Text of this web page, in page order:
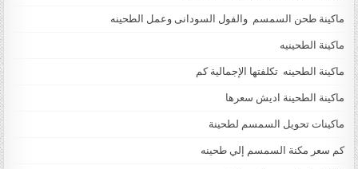
ماكينة طحن السمسم والفول السودانى وعمل الطحينه
ماكينة الطحينيه
ماكينة الطحينه تكلفتها الإجمالية كم
ماكينة الطحينة اديش سعرها
ماكينات تحويل السمسم لطحينة
كم سعر مكنة السمسم إلي طحينه